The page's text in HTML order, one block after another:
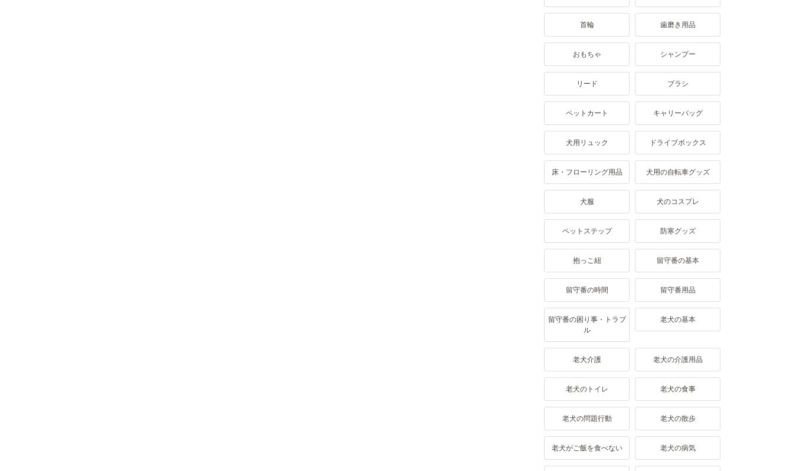
首輪 歯磨き用品
おもちゃ シャンプー
リード ブラシ
ペットカート キャリーバッグ
犬用リュック ドライブボックス
床・フローリング用品 犬用の自転車グッズ
犬服 犬のコスプレ
ペットステップ 防寒グッズ
抱っこ紐 留守番の基本
留守番の時間 留守番用品
留守番の困り事・トラブ
ル
老犬の基本
老犬介護 老犬の介護用品
老犬のトイレ 老犬の食事
老犬の問題行動 老犬の散歩
老犬がご飯を食べない 老犬の病気